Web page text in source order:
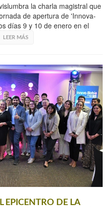
la charla magistral que
de apertura de 'Innova-
días 9 y 10 de enero en el
LEER MÁS
EPICENTRO DE LA